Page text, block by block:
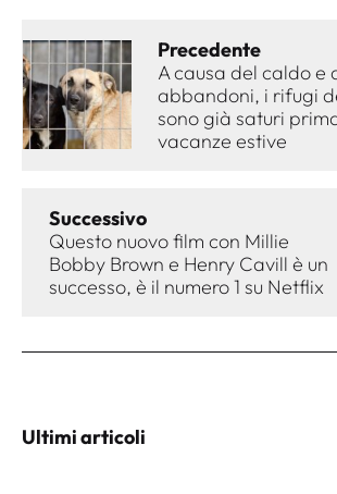
Precedente
A causa del caldo e
abbandoni, i rifugi
sono già saturi
vacanze estive
Successivo
Questo nuovo film con Millie
Bobby Brown e Henry Cavill è un
successo, è il numero 1 su Netflix
Ultimi articoli